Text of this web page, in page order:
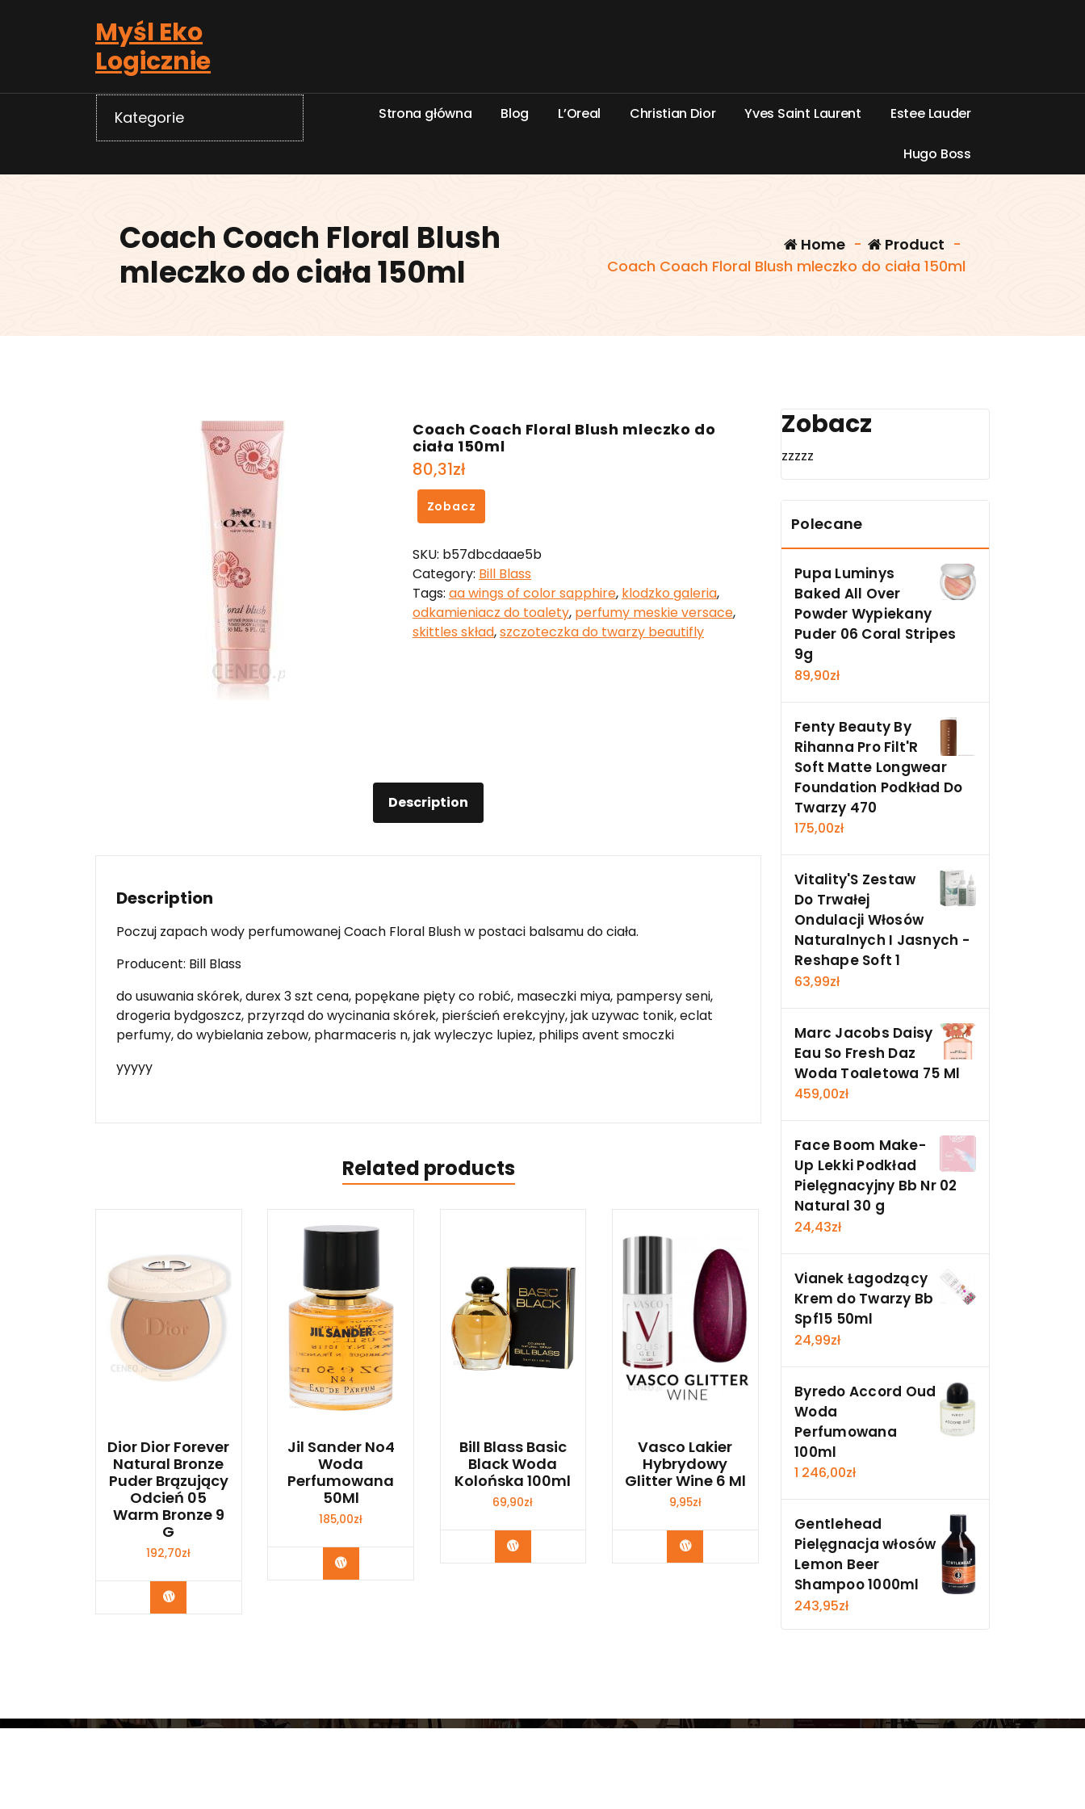
Myśl Eko
Logicznie
Kategorie Strona główna Blog L’Oreal Christian Dior Yves Saint Laurent Estee Lauder
Hugo Boss
Coach Coach Floral Blush
mleczko do ciała 150ml
Home - Product -
Coach Coach Floral Blush mleczko do ciała 150ml
Coach Coach Floral Blush mleczko do
ciała 150ml
80,31zł
Zobacz
SKU: b57dbcdaae5b
Category: Bill Blass
Tags: aa wings of color sapphire, klodzko galeria,
odkamieniacz do toalety, perfumy meskie versace,
skittles skład,szczoteczka do twarzy beautifly
Description
Description
Poczuj zapach wody perfumowanej Coach Floral Blush w postaci balsamu do ciała.
Producent: Bill Blass
do usuwania skórek, durex 3 szt cena, popękane pięty co robić, maseczki miya, pampersy seni,
drogeria bydgoszcz, przyrząd do wycinania skórek, pierścień erekcyjny, jak uzywac tonik, eclat
perfumy, do wybielania zebow, pharmaceris n, jak wyleczyc lupiez, philips avent smoczki
yyyyy
Related products
Dior Dior Forever
Natural Bronze
Puder Brązujący
Odcień 05
Warm Bronze 9
G
192,70zł
Zobacz
Jil Sander No4
Woda
Perfumowana
50Ml
185,00zł
Zobacz
Bill Blass Basic
Black Woda
Kolońska 100ml
69,90zł
Zobacz
Vasco Lakier
Hybrydowy
Glitter Wine 6 Ml
9,95zł
Zobacz
Zobacz
zzzzz
Polecane
Pupa Luminys
Baked All Over
Powder Wypiekany
Puder 06 Coral Stripes
9g
89,90zł
Fenty Beauty By
Rihanna Pro Filt'R
Soft Matte Longwear
Foundation Podkład Do
Twarzy 470
175,00zł
Vitality'S Zestaw
Do Trwałej
Ondulacji Włosów
Naturalnych I Jasnych -
Reshape Soft 1
63,99zł
Marc Jacobs Daisy
Eau So Fresh Daz
Woda Toaletowa 75 Ml
459,00zł
Face Boom Make-
Up Lekki Podkład
Pielęgnacyjny Bb Nr 02
Natural 30 g
24,43zł
Vianek Łagodzący
Krem do Twarzy Bb
Spf15 50ml
24,99zł
Byredo Accord Oud
Woda
Perfumowana
100ml
1 246,00zł
Gentlehead
Pielęgnacja włosów
Lemon Beer
Shampoo 1000ml
243,95zł